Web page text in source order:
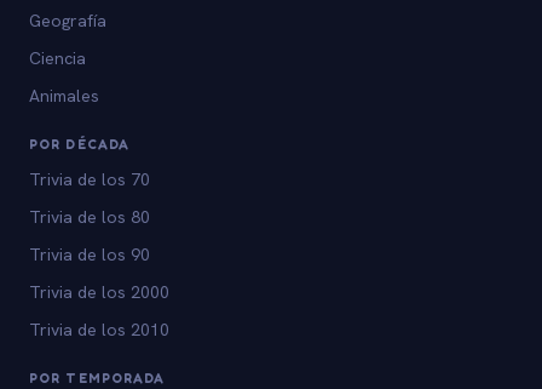
Geografía
Ciencia
Animales
POR DÉCADA
Trivia de los 70
Trivia de los 80
Trivia de los 90
Trivia de los 2000
Trivia de los 2010
POR TEMPORADA